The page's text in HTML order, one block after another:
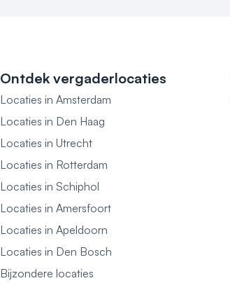
Ontdek vergaderlocaties
Locaties in Amsterdam
Locaties in Den Haag
Locaties in Utrecht
Locaties in Rotterdam
Locaties in Schiphol
Locaties in Amersfoort
Locaties in Apeldoorn
Locaties in Den Bosch
Bijzondere locaties